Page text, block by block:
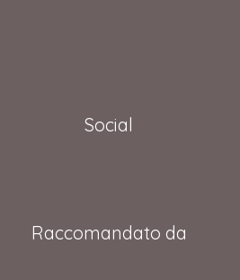
Social
Raccomandato da